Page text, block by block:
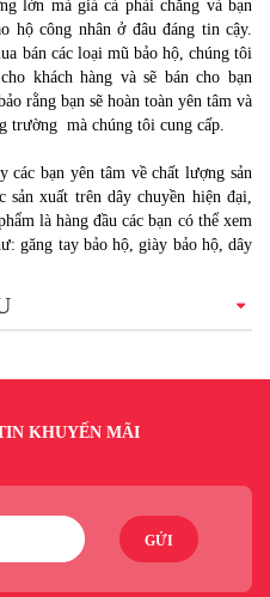
lớn mà giá cả phải chăng và bạn
hộ công nhân ở đâu đáng tin cậy.
bán các loại mũ bảo hộ, chúng tôi
khách hàng và sẽ bán cho bạn
rằng bạn sẽ hoàn toàn yên tâm và
trường mà chúng tôi cung cấp.
bạn yên tâm về chất lượng sản
xuất trên dây chuyền hiện đại,
là hàng đầu các bạn có thể xem
găng tay bảo hộ, giày bảo hộ, dây
KHUYẾN MÃI
GỬI